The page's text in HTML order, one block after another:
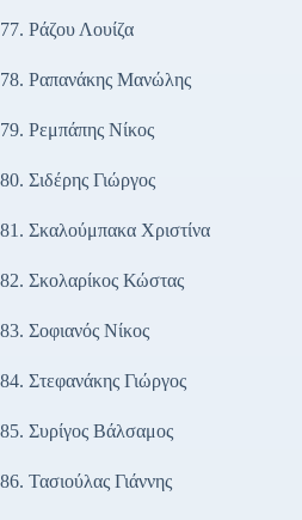
77. Ράζου Λουίζα
78. Ραπανάκης Μανώλης
79. Ρεμπάπης Νίκος
80. Σιδέρης Γιώργος
81. Σκαλούμπακα Χριστίνα
82. Σκολαρίκος Κώστας
83. Σοφιανός Νίκος
84. Στεφανάκης Γιώργος
85. Συρίγος Βάλσαμος
86. Τασιούλας Γιάννης